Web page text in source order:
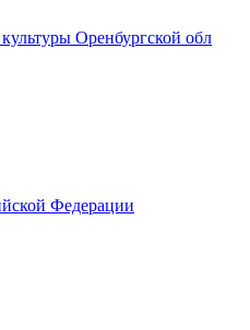
Оренбургской обл
Федерации